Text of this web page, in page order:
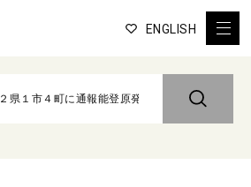
ENGLISH